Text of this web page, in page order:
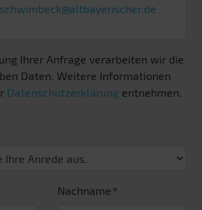
Ihrer Anfrage verarbeiten wir die
Daten. Weitere Informationen
Datenschutzerklärung entnehmen.
Nachname